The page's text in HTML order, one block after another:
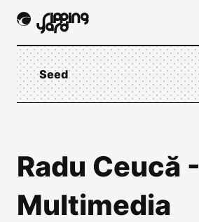
Seed
Radu Ceucă -
Multimedia